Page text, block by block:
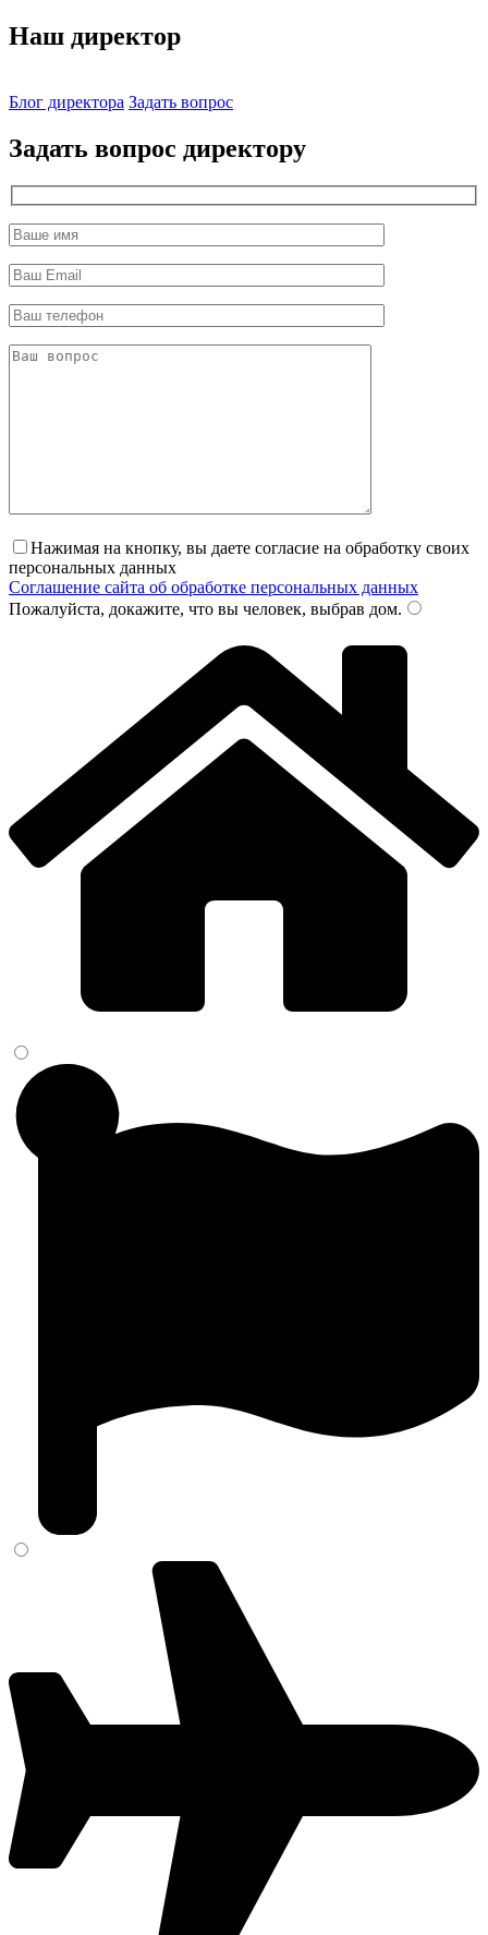
Наш директор
Блог директора Задать вопрос
Задать вопрос директору
Нажимая на кнопку, вы даете согласие на обработку своих
персональных данных
Соглашение сайта об обработке персональных данных
Пожалуйста, докажите, что вы человек, выбрав дом.